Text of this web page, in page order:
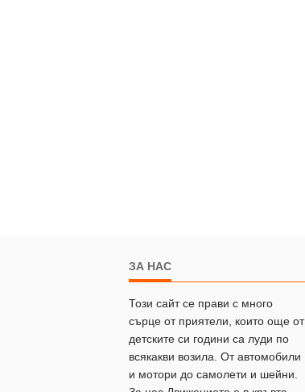
ЗА НАС
Този сайт се прави с много
сърце от приятели, които още от
детските си години са луди по
всякакви возила. От автомобили
и мотори до самолети и шейни.